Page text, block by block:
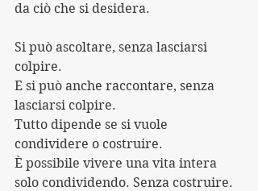
da ciò che si desidera.
Si può ascoltare, senza lasciarsi
colpire.
E si può anche raccontare, senza
lasciarsi colpire.
Tutto dipende se si vuole
condividere o costruire.
È possibile vivere una vita intera
solo condividendo. Senza costruire.